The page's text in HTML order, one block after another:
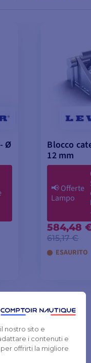
Ø
Blocco
12 mm
📢Offerte
Lampo
584,48
615,17 €
ESAURITO